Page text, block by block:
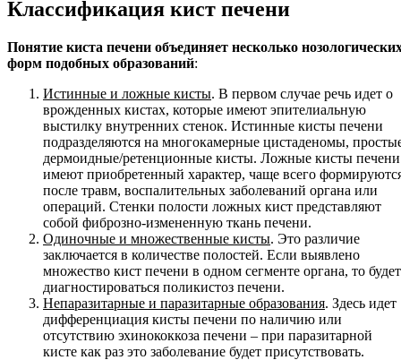
Классификация кист печени
Понятие киста печени объединяет несколько
форм подобных образований:
Истинные и ложные кисты. В первом случае речь идет о
врожденных кистах, которые имеют эпителиальную
выстилку внутренних стенок. Истинные кисты печени
подразделяются на многокамерные цистаденомы,
дермоидные/ретенционные кисты. Ложные кисты печени
имеют приобретенный характер, чаще всего
после травм, воспалительных заболеваний органа или
операций. Стенки полости ложных кист представляют
собой фиброзно-измененную ткань печени.
Одиночные и множественные кисты. Это различие
заключается в количестве полостей. Если выявлено
множество кист печени в одном сегменте органа, то будет
диагностироваться поликистоз печени.
Непаразитарные и паразитарные образования. Здесь идет
дифференциация кисты печени по наличию или
отсутствию эхинококкоза печени – при паразитарной
кисте как раз это заболевание будет присутствовать.